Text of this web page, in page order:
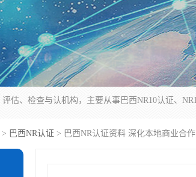
> 巴西NR认证 > 巴西NR认证资料 深化本地商业合作